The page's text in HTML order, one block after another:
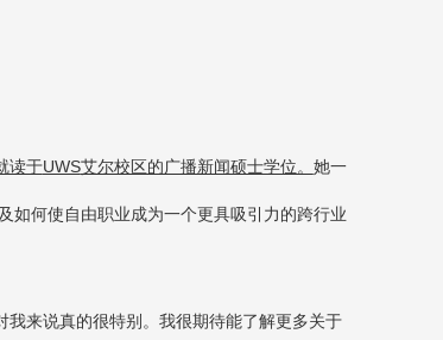
读于UWS艾尔校区的广播新闻硕士学位。 她一
如何使自由职业成为一个更具吸引力的跨行业
我来说真的很特别。我很期待能了解更多关于